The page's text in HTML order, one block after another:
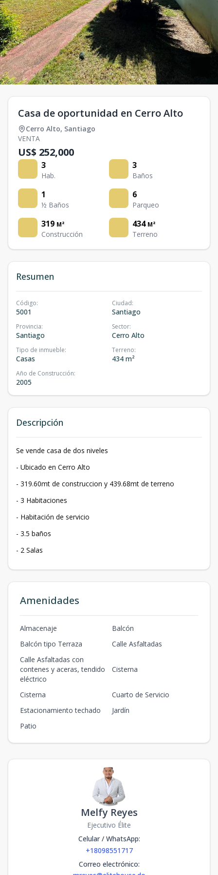
Casa de oportunidad en Cerro Alto
Cerro Alto, Santiago
VENTA
US$ 252,000
3
Hab.
3
Baños
1
½ Baños
6
Parqueo
319 M²
Construcción
434 M²
Terreno
Resumen
Código:
5001
Ciudad:
Santiago
Provincia:
Santiago
Sector:
Cerro Alto
Tipo de inmueble:
Casas
Terreno:
434 m²
Año de Construcción:
2005
Descripción
Se vende casa de dos niveles
- Ubicado en Cerro Alto
- 319.60mt de construccion y 439.68mt de terreno
- 3 Habitaciones
- Habitación de servicio
- 3.5 baños
- 2 Salas
Amenidades
Almacenaje
Balcón
Balcón tipo Terraza
Calle Asfaltadas
Calle Asfaltadas con
contenes y aceras, tendido
eléctrico
Cisterna
Cisterna
Cuarto de Servicio
Estacionamiento techado
Jardín
Patio
Melfy Reyes
Ejecutivo Élite
Celular / WhatsApp:
+18098551717
Correo electrónico: